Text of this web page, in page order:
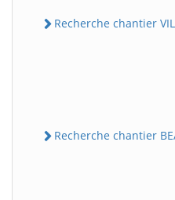
Recherche chantier
Recherche chantier